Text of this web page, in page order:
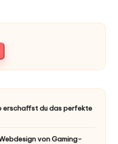
erschaffst du das perfekte
von Gaming-